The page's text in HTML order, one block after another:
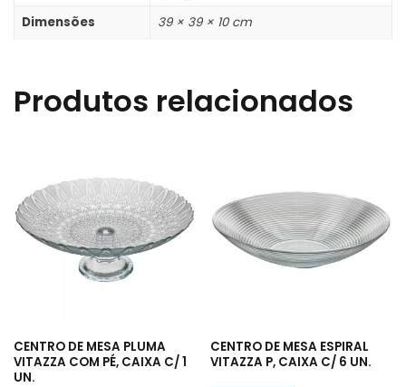
Dimensões
39 × 39 × 10 cm
Produtos relacionados
CENTRO DE MESA PLUMA
VITAZZA COM PÉ, CAIXA C/ 1
UN.
CENTRO DE MESA ESPIRAL
VITAZZA P, CAIXA C/ 6 UN.